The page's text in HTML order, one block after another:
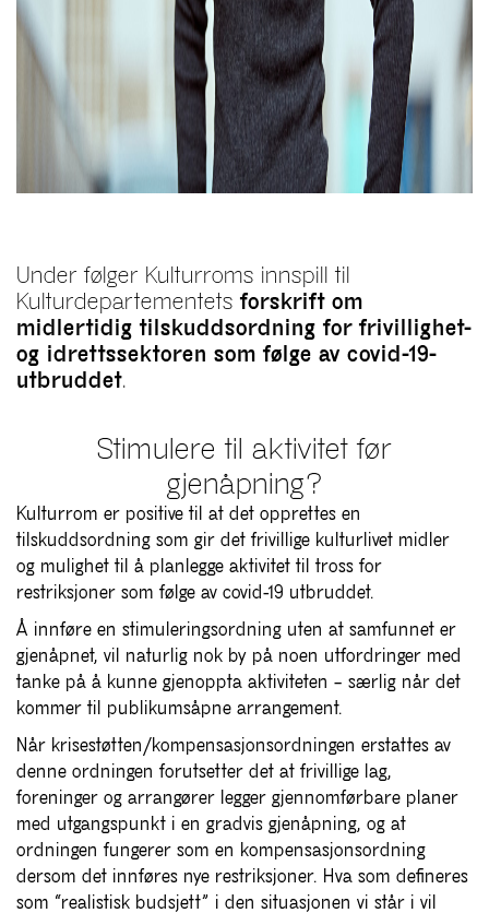
Under følger Kulturroms innspill til
Kulturdepartementets forskrift om
midlertidig tilskuddsordning for frivillighet-
og idrettssektoren som følge av covid-19-
utbruddet.
Stimulere til aktivitet før
gjenåpning?
Kulturrom er positive til at det opprettes en
tilskuddsordning som gir det frivillige kulturlivet midler
og mulighet til å planlegge aktivitet til tross for
restriksjoner som følge av covid-19 utbruddet.
Å innføre en stimuleringsordning uten at samfunnet er
gjenåpnet, vil naturlig nok by på noen utfordringer med
tanke på å kunne gjenoppta aktiviteten – særlig når det
kommer til publikumsåpne arrangement.
Når krisestøtten/kompensasjonsordningen erstattes av
denne ordningen forutsetter det at frivillige lag,
foreninger og arrangører legger gjennomførbare planer
med utgangspunkt i en gradvis gjenåpning, og at
ordningen fungerer som en kompensasjonsordning
dersom det innføres nye restriksjoner. Hva som defineres
som “realistisk budsjett” i den situasjonen vi står i vil